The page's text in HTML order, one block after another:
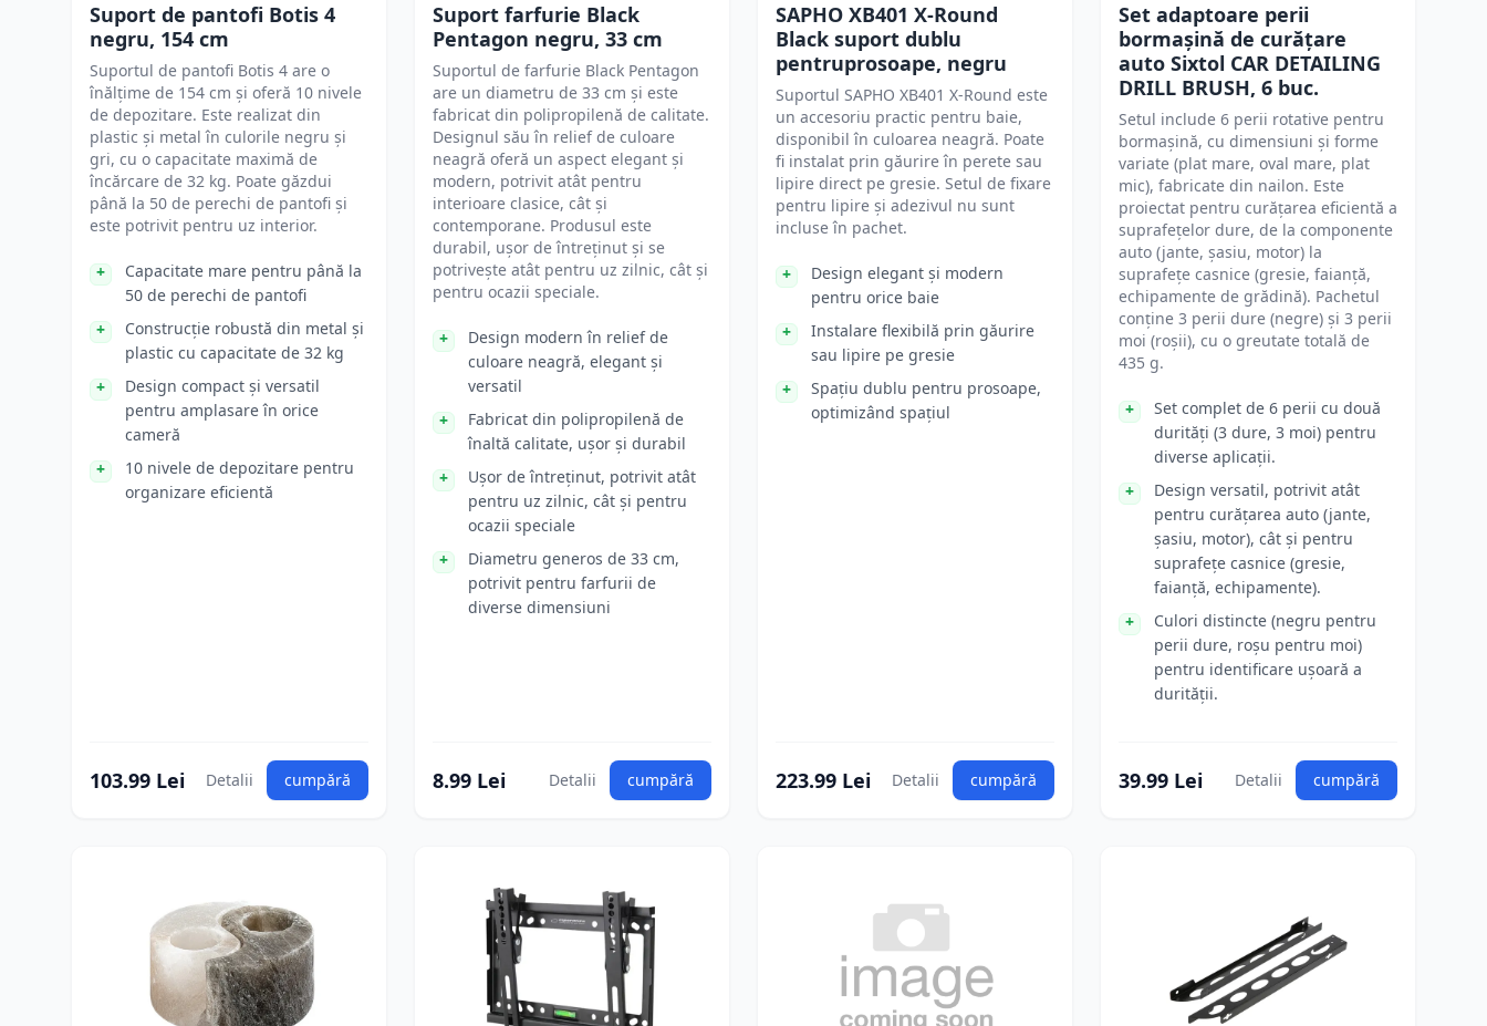
Suport de pantofi Botis 4
negru, 154 cm
Suportul de pantofi Botis 4 are o
înălțime de 154 cm și oferă 10 nivele
de depozitare. Este realizat din
plastic și metal în culorile negru și
gri, cu o capacitate maximă de
încărcare de 32 kg. Poate găzdui
până la 50 de perechi de pantofi și
este potrivit pentru uz interior.
Capacitate mare pentru până la
50 de perechi de pantofi
Construcție robustă din metal și
plastic cu capacitate de 32 kg
Design compact și versatil
pentru amplasare în orice
cameră
10 nivele de depozitare pentru
organizare eficientă
103.99 Lei Detalii cumpără
Suport farfurie Black
Pentagon negru, 33 cm
Suportul de farfurie Black Pentagon
are un diametru de 33 cm și este
fabricat din polipropilenă de calitate.
Designul său în relief de culoare
neagră oferă un aspect elegant și
modern, potrivit atât pentru
interioare clasice, cât și
contemporane. Produsul este
durabil, ușor de întreținut și se
potrivește atât pentru uz zilnic, cât și
pentru ocazii speciale.
Design modern în relief de
culoare neagră, elegant și
versatil
Fabricat din polipropilenă de
înaltă calitate, ușor și durabil
Ușor de întreținut, potrivit atât
pentru uz zilnic, cât și pentru
ocazii speciale
Diametru generos de 33 cm,
potrivit pentru farfurii de
diverse dimensiuni
8.99 Lei Detalii cumpără
SAPHO XB401 X-Round
Black suport dublu
pentruprosoape, negru
Suportul SAPHO XB401 X-Round este
un accesoriu practic pentru baie,
disponibil în culoarea neagră. Poate
fi instalat prin găurire în perete sau
lipire direct pe gresie. Setul de fixare
pentru lipire și adezivul nu sunt
incluse în pachet.
Design elegant și modern
pentru orice baie
Instalare flexibilă prin găurire
sau lipire pe gresie
Spațiu dublu pentru prosoape,
optimizând spațiul
223.99 Lei Detalii cumpără
Set adaptoare perii
bormașină de curățare
auto Sixtol CAR DETAILING
DRILL BRUSH, 6 buc.
Setul include 6 perii rotative pentru
bormașină, cu dimensiuni și forme
variate (plat mare, oval mare, plat
mic), fabricate din nailon. Este
proiectat pentru curățarea eficientă a
suprafețelor dure, de la componente
auto (jante, șasiu, motor) la
suprafețe casnice (gresie, faianță,
echipamente de grădină). Pachetul
conține 3 perii dure (negre) și 3 perii
moi (roșii), cu o greutate totală de
435 g.
Set complet de 6 perii cu două
durități (3 dure, 3 moi) pentru
diverse aplicații.
Design versatil, potrivit atât
pentru curățarea auto (jante,
șasiu, motor), cât și pentru
suprafețe casnice (gresie,
faianță, echipamente).
Culori distincte (negru pentru
perii dure, roșu pentru moi)
pentru identificare ușoară a
durității.
39.99 Lei Detalii cumpără